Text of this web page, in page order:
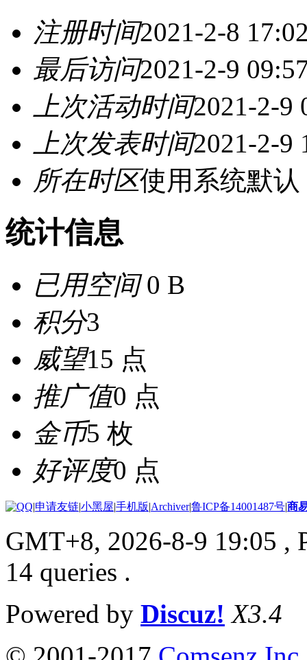
注册时间2021-2-8
最后访问2021-2-9
上次活动时间2021-2-9
上次发表时间2021-2-9
所在时区使用系统默认
统计信息
已用空间0 B
积分3
威望15 点
推广值0 点
金币5 枚
好评度0 点
|申请友链|小黑屋|手机版|Archiver|鲁ICP备14001487号|商
GMT+8, 2026-8-9 19:05 ,
14 queries .
Powered by Discuz! X3.4